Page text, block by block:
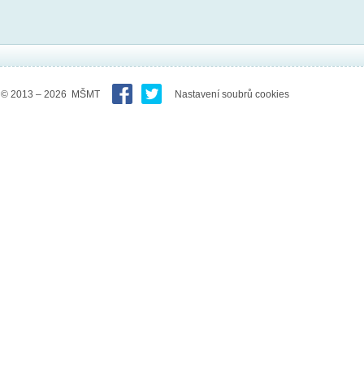
© 2013 – 2026 MŠMT Nastavení soubrů cookies